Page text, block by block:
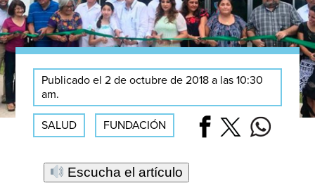
Publicado el 2 de octubre de 2018 a las 10:30
am.
SALUD FUNDACIÓN
Escucha el artículo